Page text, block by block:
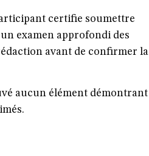
certifie soumettre
examen approfondi des
avant de confirmer la
aucun élément démontrant